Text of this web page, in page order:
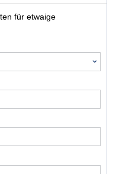
für etwaige